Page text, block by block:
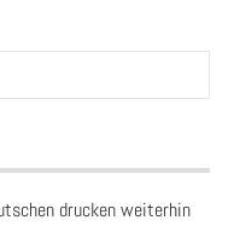
drucken weiterhin